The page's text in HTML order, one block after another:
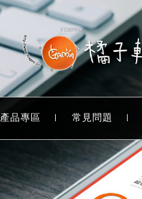
產品專區 常見問題